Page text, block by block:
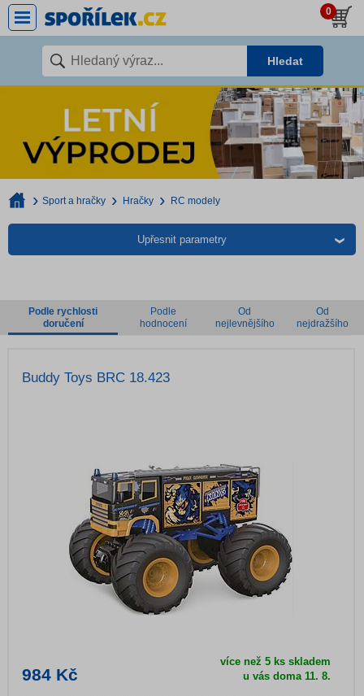
0
Hledat
Sport a hračky Hračky RC modely
Upřesnit parametry
Podle rychlosti
doručení
Podle
hodnocení
Od
nejlevnějšího
Od
nejdražšího
Buddy Toys BRC 18.423
984 Kč
více než 5 ks skladem
u vás doma11. 8.